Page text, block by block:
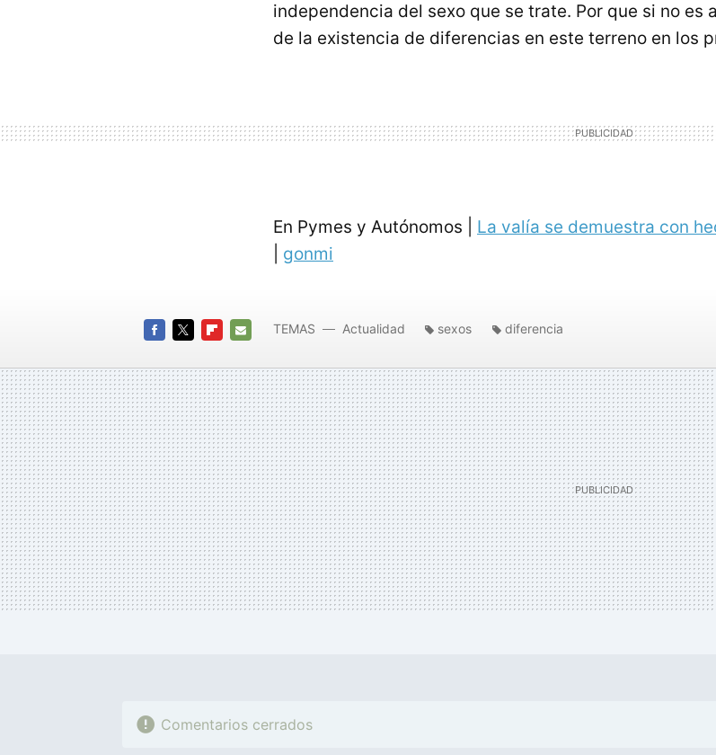
independencia del sexo que se trate. Por que si no es
de la existencia de diferencias en este terreno en los
En Pymes y Autónomos | La valía se demuestra con
gonmi
MAIL
TEMAS Actualidad sexos diferencia
Comentarios cerrados